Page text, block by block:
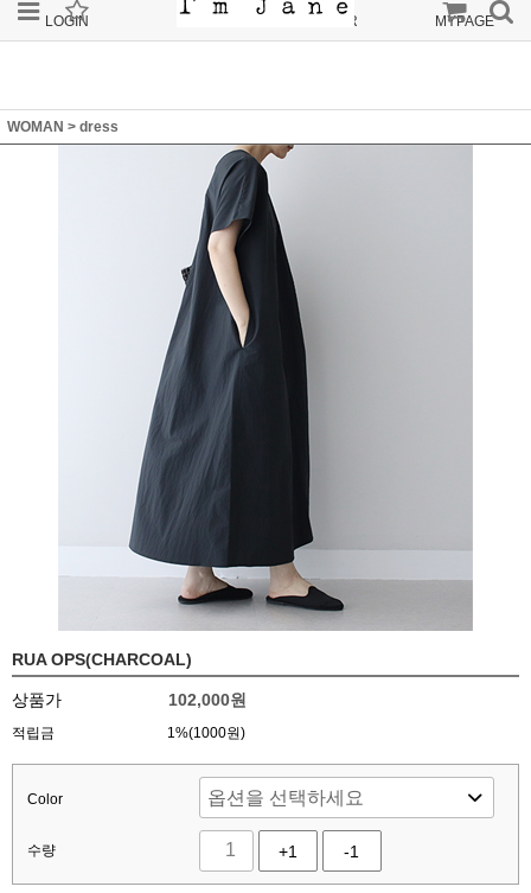
LOGIN ORDER MYPAGE
WOMAN > dress
RUA OPS(CHARCOAL)
상품가 102,000원
적립금 1%(1000원)
Color
수량 +1 -1